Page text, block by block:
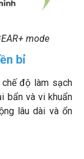
mode
bỉ
độ làm sạch
bẩn và vi khuẩn
lâu dài và ổn